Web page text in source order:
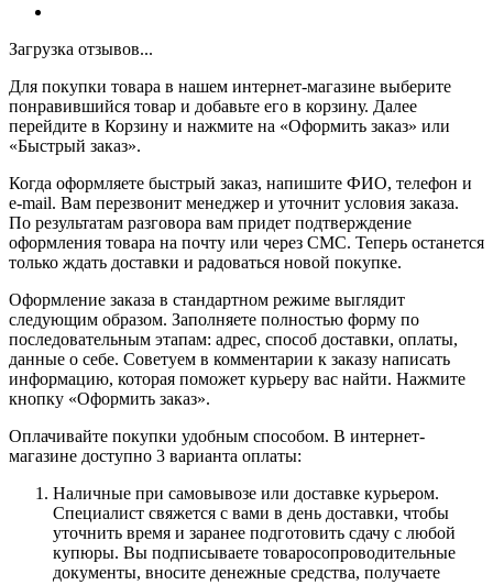
Загрузка отзывов...
Для покупки товара в нашем интернет-магазине выберите
понравившийся товар и добавьте его в корзину. Далее
перейдите в Корзину и нажмите на «Оформить заказ» или
«Быстрый заказ».
Когда оформляете быстрый заказ, напишите ФИО, телефон и
e-mail. Вам перезвонит менеджер и уточнит условия заказа.
По результатам разговора вам придет подтверждение
оформления товара на почту или через СМС. Теперь останется
только ждать доставки и радоваться новой покупке.
Оформление заказа в стандартном режиме выглядит
следующим образом. Заполняете полностью форму по
последовательным этапам: адрес, способ доставки, оплаты,
данные о себе. Советуем в комментарии к заказу написать
информацию, которая поможет курьеру вас найти. Нажмите
кнопку «Оформить заказ».
Оплачивайте покупки удобным способом. В интернет-
магазине доступно 3 варианта оплаты:
Наличные при самовывозе или доставке курьером.
Специалист свяжется с вами в день доставки, чтобы
уточнить время и заранее подготовить сдачу с любой
купюры. Вы подписываете товаросопроводительные
документы, вносите денежные средства, получаете